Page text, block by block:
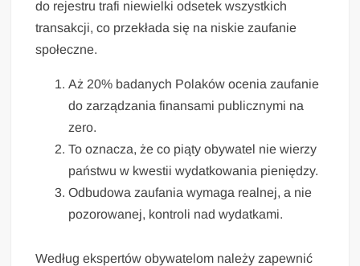
do rejestru trafi niewielki odsetek wszystkich
transakcji, co przekłada się na niskie zaufanie
społeczne.
Aż 20% badanych Polaków ocenia zaufanie
do zarządzania finansami publicznymi na
zero.
To oznacza, że co piąty obywatel nie wierzy
państwu w kwestii wydatkowania pieniędzy.
Odbudowa zaufania wymaga realnej, a nie
pozorowanej, kontroli nad wydatkami.
Według ekspertów obywatelom należy zapewnić